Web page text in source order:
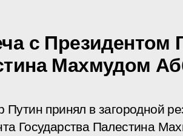
с Президентом
Махмудом
Путин принял в загородной
Государства Палестина